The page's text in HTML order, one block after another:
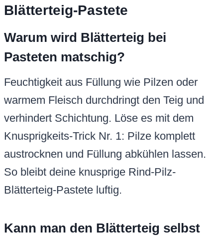
Blätterteig-Pastete
Warum wird Blätterteig bei
Pasteten matschig?
Feuchtigkeit aus Füllung wie Pilzen oder
warmem Fleisch durchdringt den Teig und
verhindert Schichtung. Löse es mit dem
Knusprigkeits-Trick Nr. 1: Pilze komplett
austrocknen und Füllung abkühlen lassen.
So bleibt deine knusprige Rind-Pilz-
Blätterteig-Pastete luftig.
Kann man den Blätterteig selbst